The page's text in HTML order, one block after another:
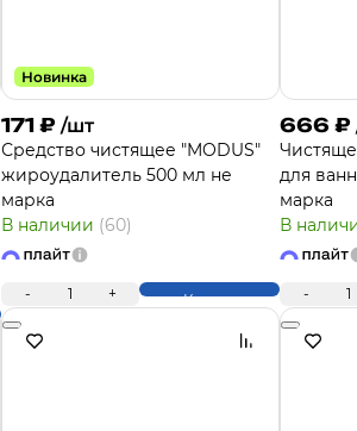
Новинка
171 ₽ /шт
Средство чистящее "MODUS"
жироудалитель 500 мл не
марка
В наличии (60)
- 1 + Купить
666 ₽
для
марка
В
- 1